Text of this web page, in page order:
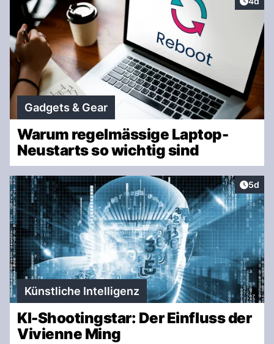
Gadgets & Gear
Warum regelmässige Laptop-
Neustarts so wichtig sind
5d
Künstliche Intelligenz
KI-Shootingstar: Der Einfluss der
Vivienne Ming